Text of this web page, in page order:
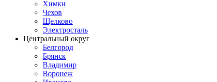
Химки
Чехов
Щелково
Электросталь
Центральный округ
Белгород
Брянск
Владимир
Воронеж